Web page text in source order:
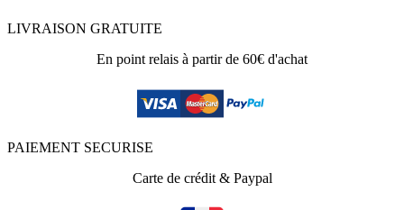
LIVRAISON GRATUITE
En point relais à partir de 60€ d'achat
PAIEMENT SECURISE
Carte de crédit & Paypal